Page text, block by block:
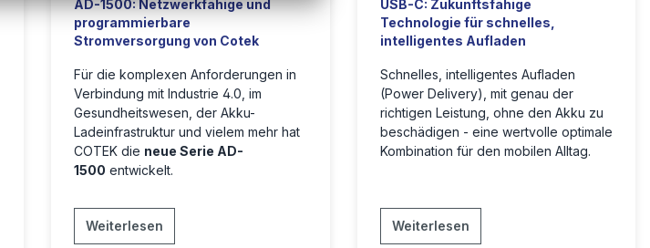
AD-1500: Netzwerkfähige und
programmierbare
Stromversorgung von Cotek
Für die komplexen Anforderungen in
Verbindung mit Industrie 4.0, im
Gesundheitswesen, der Akku-
Ladeinfrastruktur und vielem mehr hat
COTEK die neue Serie AD-
1500 entwickelt.
Weiterlesen
USB-C: Zukunftsfähige
Technologie für schnelles,
intelligentes Aufladen
Schnelles, intelligentes Aufladen
(Power Delivery), mit genau der
richtigen Leistung, ohne den Akku zu
beschädigen - eine wertvolle optimale
Kombination für den mobilen Alltag.
Weiterlesen